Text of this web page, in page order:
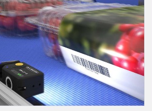
传感器
维护和预防性维护
监控
控